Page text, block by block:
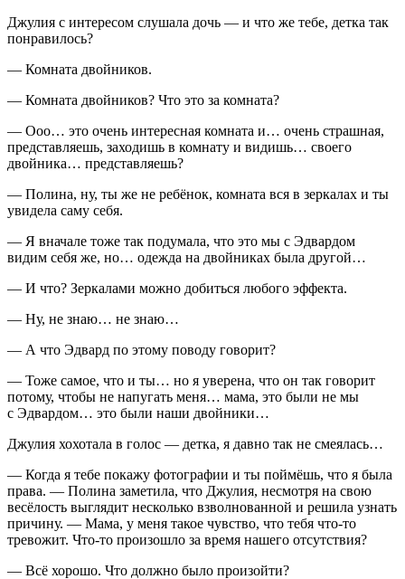
Джулия с интересом слушала дочь — и что же тебе, детка так
понравилось?
— Комната двойников.
— Комната двойников? Что это за комната?
— Ооо… это очень интересная комната и… очень страшная,
представляешь, заходишь в комнату и видишь… своего
двойника… представляешь?
— Полина, ну, ты же не ребёнок, комната вся в зеркалах и ты
увидела саму себя.
— Я вначале тоже так подумала, что это мы с Эдвардом
видим себя же, но… одежда на двойниках была другой…
— И что? Зеркалами можно добиться любого эффекта.
— Ну, не знаю… не знаю…
— А что Эдвард по этому поводу говорит?
— Тоже самое, что и ты… но я уверена, что он так говорит
потому, чтобы не напугать меня… мама, это были не мы
с Эдвардом… это были наши двойники…
Джулия хохотала в голос — детка, я давно так не смеялась…
— Когда я тебе покажу фотографии и ты поймёшь, что я была
права. — Полина заметила, что Джулия, несмотря на свою
весёлость выглядит несколько взволнованной и решила узнать
причину. — Мама, у меня такое чувство, что тебя что-то
тревожит. Что-то произошло за время нашего отсутствия?
— Всё хорошо. Что должно было произойти?